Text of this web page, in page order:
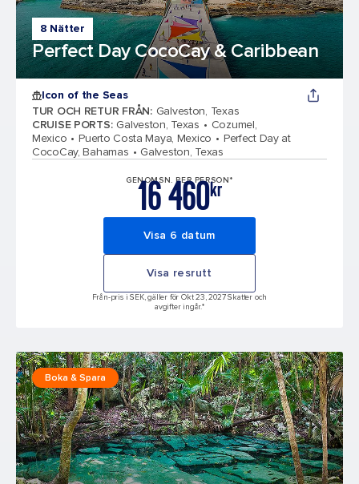
8 Nätter
Perfect Day CocoCay & Caribbean
Icon of the Seas
TUR OCH RETUR FRÅN: Galveston, Texas
CRUISE PORTS: Galveston, Texas
Cozumel,
Mexico
Puerto Costa Maya, Mexico
Perfect Day at
CocoCay, Bahamas
Galveston, Texas
GENOMSN. PER PERSON*
kr
16 460
Visa 6 datum
Visa resrutt
Från-pris i SEK, gäller för Okt 23, 2027 Skatter och
avgifter ingår.*
Boka & Spara